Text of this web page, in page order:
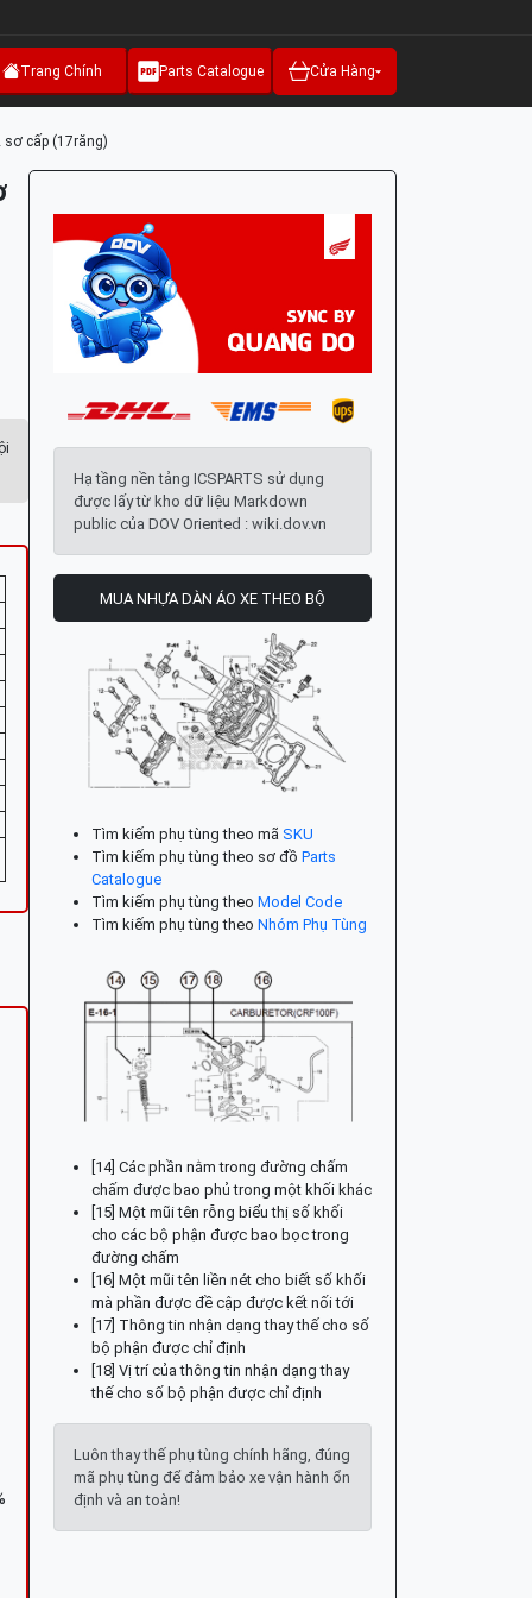
Trang Chính Parts Catalogue Cửa Hàng
sơ cấp (17răng)
Hạ tầng nền tảng ICSPARTS sử dụng
được lấy từ kho dữ liệu Markdown
public của DOV Oriented : wiki.dov.vn
MUA NHỰA DÀN ÁO XE THEO BỘ
Tìm kiếm phụ tùng theo mã SKU
Tìm kiếm phụ tùng theo sơ đồ Parts
Catalogue
Tìm kiếm phụ tùng theo Model Code
Tìm kiếm phụ tùng theo Nhóm Phụ Tùng
[14] Các phần nằm trong đường chấm
chấm được bao phủ trong một khối khác
[15] Một mũi tên rỗng biểu thị số khối
cho các bộ phận được bao bọc trong
đường chấm
[16] Một mũi tên liền nét cho biết số khối
mà phần được đề cập được kết nối tới
[17] Thông tin nhận dạng thay thế cho số
bộ phận được chỉ định
[18] Vị trí của thông tin nhận dạng thay
thế cho số bộ phận được chỉ định
Luôn thay thế phụ tùng chính hãng, đúng
mã phụ tùng để đảm bảo xe vận hành ổn
định và an toàn!